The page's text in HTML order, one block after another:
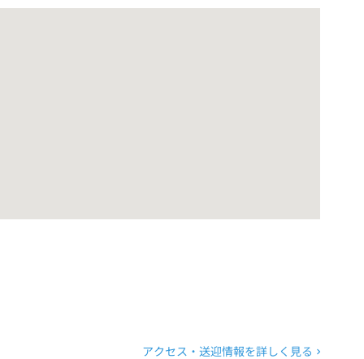
アクセス・送迎情報を詳しく見る